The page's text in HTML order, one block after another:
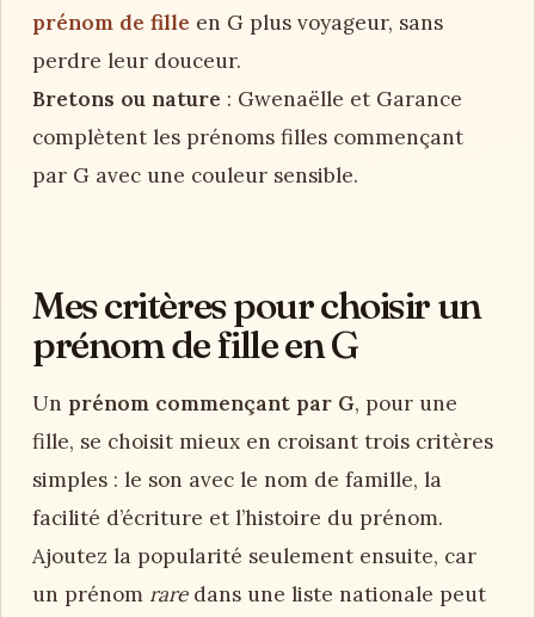
prénom de fille en G plus voyageur, sans
perdre leur douceur.
Bretons ou nature : Gwenaëlle et Garance
complètent les prénoms filles commençant
par G avec une couleur sensible.
Mes critères pour choisir un
prénom de fille en G
Un prénom commençant par G, pour une
fille, se choisit mieux en croisant trois critères
simples : le son avec le nom de famille, la
facilité d’écriture et l’histoire du prénom.
Ajoutez la popularité seulement ensuite, car
un prénom raredans une liste nationale peut